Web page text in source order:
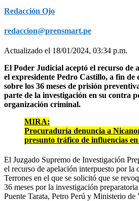
Redacción Ojo
redaccion@prensmart.pe
Actualizado el 18/01/2024, 03:34 p.m.
El Poder Judicial aceptó el recurso de
el expresidente Pedro Castillo, a fin de
sobre los 36 meses de prisión
parte de la investigación en su contra
organización criminal.
MIRA:
Procuraduría denuncia a
presunto tráfico de influencias
El Juzgado Supremo de Investigación
el recurso de apelación interpuesto por la
Terrones en el que se solicitó que se
36 meses por la investigación
Puente Tarata, Petro Perú y Ministerio de